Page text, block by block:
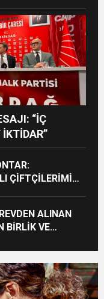
“İÇ
İKTİDAR”
ÇİFTÇİLERİMİZİ
ALINAN
BİRLİK VE